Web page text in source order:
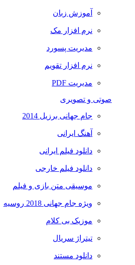
آموزش زبان
نرم افزار مک
مدیریت پسورد
نرم افزار تقویم
مدیریت PDF
صوتی و تصویری
جام جهانی برزیل 2014
آهنگ ایرانی
دانلود فیلم ایرانی
دانلود فیلم خارجی
موسیقی متن بازی و فیلم
ویژه جام جهانی 2018 روسیه
موزیک بی کلام
تیتراژ سریال
دانلود مستند